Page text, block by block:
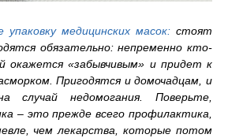
медицинских масок: стоят
обязательно: непременно кто-
окажется «забывчивым» и придет к
Пригодятся и домочадцам, и
случай недомогания. Поверьте,
– это прежде всего профилактика,
чем лекарства, которые потом